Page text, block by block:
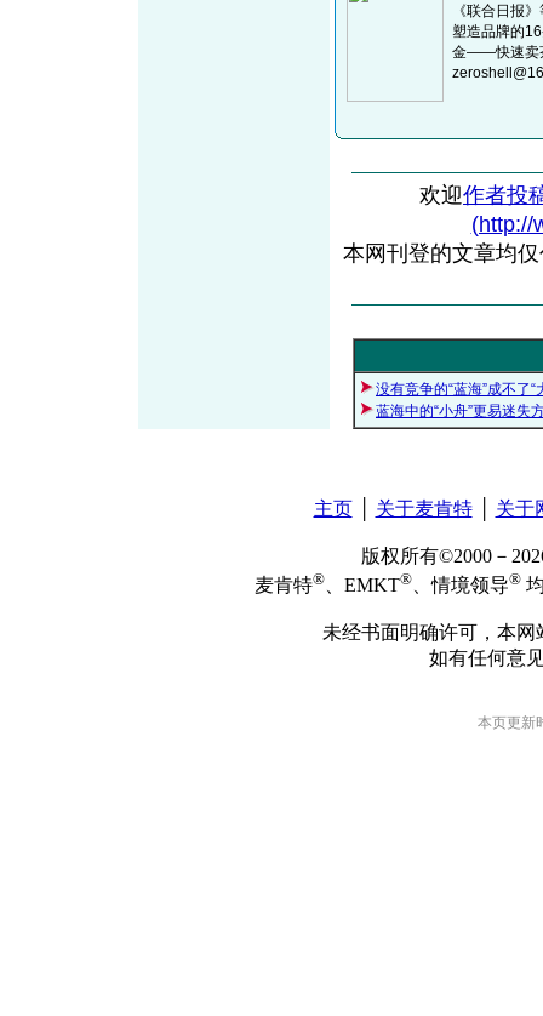
《联合日报
塑造品牌的
金——快速卖
欢迎作者投
(http://
本网刊登的文章均
没有竞争的“蓝海”成不了“
蓝海中的“小舟”更易迷失
主页│ 关于麦肯特│ 关于
版权所有©2000－
麦肯特® 、EMKT® 、情境领导®
未经书面明确许可，本
如有任何意
本页更新